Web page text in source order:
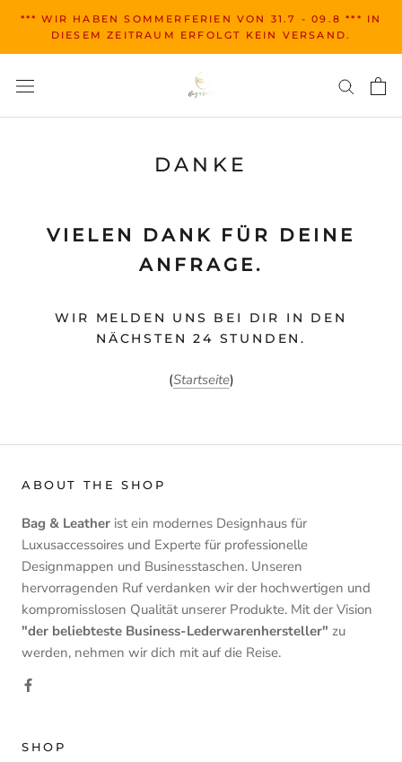
springen
*** WIR HABEN SOMMERFERIEN VON 31.7 - 09.8 *** IN
DIESEM ZEITRAUM ERFOLGT KEIN VERSAND.
DANKE
VIELEN DANK FÜR DEINE
ANFRAGE.
WIR MELDEN UNS BEI DIR IN DEN
NÄCHSTEN 24 STUNDEN.
(Startseite)
ABOUT THE SHOP
Bag & Leather ist ein modernes Designhaus für
Luxusaccessoires und Experte für professionelle
Designmappen und Businesstaschen. Unseren
hervorragenden Ruf verdanken wir der hochwertigen und
kompromisslosen Qualität unserer Produkte. Mit der Vision
"der beliebteste Business-Lederwarenhersteller" zu
werden, nehmen wir dich mit auf die Reise.
SHOP